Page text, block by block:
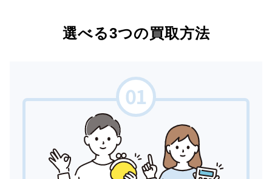
選べる3つの買取方法